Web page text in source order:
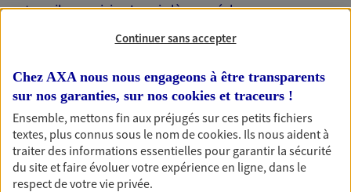
travail, une visio. Je suis là pour échanger avec
Nos offres phares
Continuer sans accepter
Chez AXA nous nous engageons à être transparents
sur nos garanties, sur nos cookies et traceurs !
Ensemble, mettons fin aux préjugés sur ces petits fichiers
textes, plus connus sous le nom decookies. Ils nous aident à
traiter des informations essentielles pour garantir la sécurité
du site et faire évoluer votre expérience en ligne, dans le
respect de votre vie privée.